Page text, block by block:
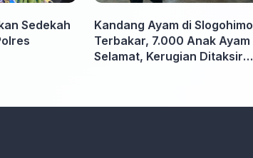
Sedekah
Kandang Ayam di Slogohimo
Terbakar, 7.000 Anak Ayam
Selamat, Kerugian Ditaksir